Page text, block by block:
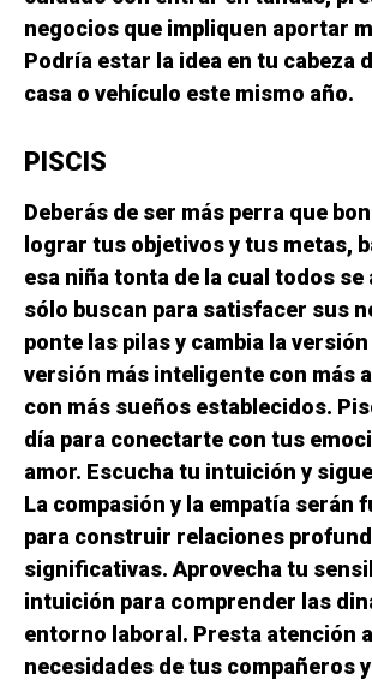
negocios que impliquen aportar
Podría estar la idea en tu cabeza
casa o vehículo este mismo año.
PISCIS
Deberás de ser más perra que
lograr tus objetivos y tus metas,
esa niña tonta de la cual todos se
sólo buscan para satisfacer sus
ponte las pilas y cambia la
versión más inteligente con más
con más sueños establecidos.
día para conectarte con tus
amor. Escucha tu intuición y
La compasión y la empatía serán
para construir relaciones
significativas. Aprovecha tu
intuición para comprender las
entorno laboral. Presta atención
necesidades de tus compañeros